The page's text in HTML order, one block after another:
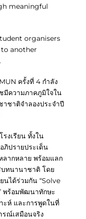
meaningful
organisers
another
ครั้งที่ 4 กำลัง
มีความภาคภูมิใจใน
าชาติจำลองประจำปี
รงเรียน ทั้งใน
ภิปรายประเด็น
ากหลาย พร้อมแลก
ทนานาชาติ โดย
นได้ร่วมกัน “Solve
พร้อมพัฒนาทักษะ
ะห์ และการพูดในที่
รณ์เสมือนจริง